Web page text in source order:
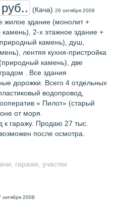
(Кача) 26 октября 2008
жилое здание (монолит +
2-х этажное здание +
камень), душ,
лентяя кухня-пристройка
камень), две
. Все здания
дорожки. Всего 4 отдельных
водопровод,
« Пилот» (старый
от моря.
гаражу. Продаю 27 тыс.
после осмотра.
гаражи, участки
октября 2008